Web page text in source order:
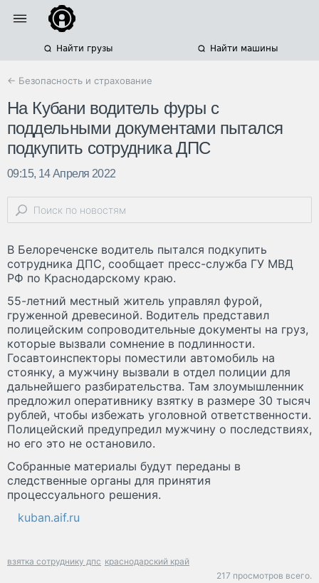
Найти грузы Найти машины
← Безопасность и страхование
На Кубани водитель фуры с
поддельными документами пытался
подкупить сотрудника ДПС
09:15, 14 Апреля 2022
В Белореченске водитель пытался подкупить
сотрудника ДПС, сообщает пресс-служба ГУ МВД
РФ по Краснодарскому краю.
55-летний местный житель управлял фурой,
груженной древесиной. Водитель представил
полицейским сопроводительные документы на груз,
которые вызвали сомнение в подлинности.
Госавтоинспекторы поместили автомобиль на
стоянку, а мужчину вызвали в отдел полиции для
дальнейшего разбирательства. Там злоумышленник
предложил оперативнику взятку в размере 30 тысяч
рублей, чтобы избежать уголовной ответственности.
Полицейский предупредил мужчину о последствиях,
но его это не остановило.
Собранные материалы будут переданы в
следственные органы для принятия
процессуального решения.
kuban.aif.ru
взятка сотруднику дпс краснодарский край
217 просмотров всего.